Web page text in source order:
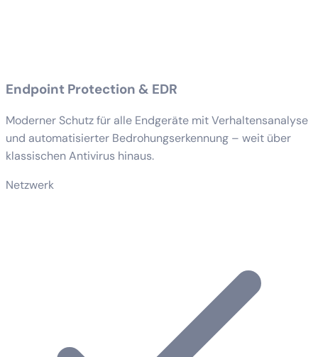
Endpoint Protection & EDR
Moderner Schutz für alle Endgeräte mit Verhaltensanalyse
und automatisierter Bedrohungserkennung – weit über
klassischen Antivirus hinaus.
Netzwerk